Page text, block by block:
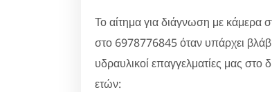
Το αίτημα για διάγνωση με κάμερα
στο 6978776845 όταν υπάρχει
υδραυλικοί επαγγελματίες μας στο
ετών: